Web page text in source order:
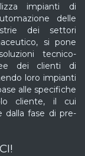
impianti di
delle
dei settori
si pone
tecnico-
dei clienti di
loro impianti
alle specifiche
cliente, il cui
dalla fase di pre-